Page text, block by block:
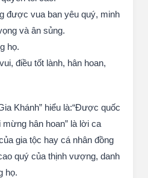
được vua ban yêu quý, minh
và ân sủng.
họ.
điều tốt lành, hân hoan,
Khánh” hiểu là:“Được quốc
hân hoan” là lời ca
gia tộc hay cá nhân đồng
quý của thịnh vượng, danh
họ.